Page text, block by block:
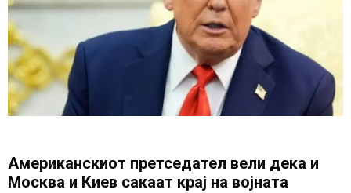
Американскиот претседател вели дека и
Москва и Киев сакаат крај на војната